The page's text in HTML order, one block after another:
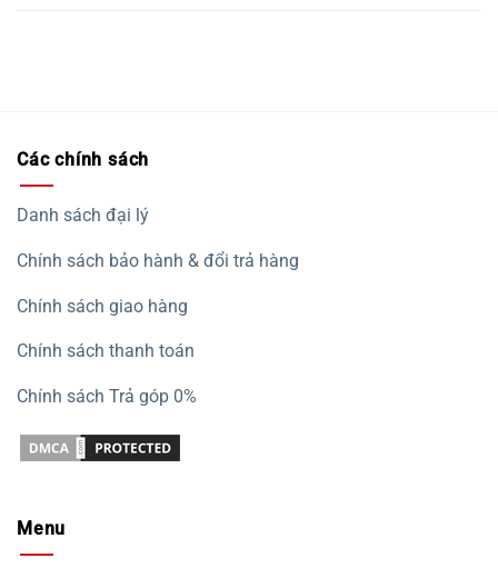
Các chính sách
Danh sách đại lý
Chính sách bảo hành & đổi trả hàng
Chính sách giao hàng
Chính sách thanh toán
Chính sách Trả góp 0%
Menu